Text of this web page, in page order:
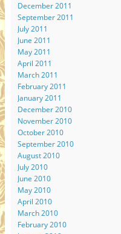
December 2011
September 2011
July 2011
June 2011
May 2011
April 2011
March 2011
February 2011
January 2011
December 2010
November 2010
October 2010
September 2010
August 2010
July 2010
June 2010
May 2010
April 2010
March 2010
February 2010